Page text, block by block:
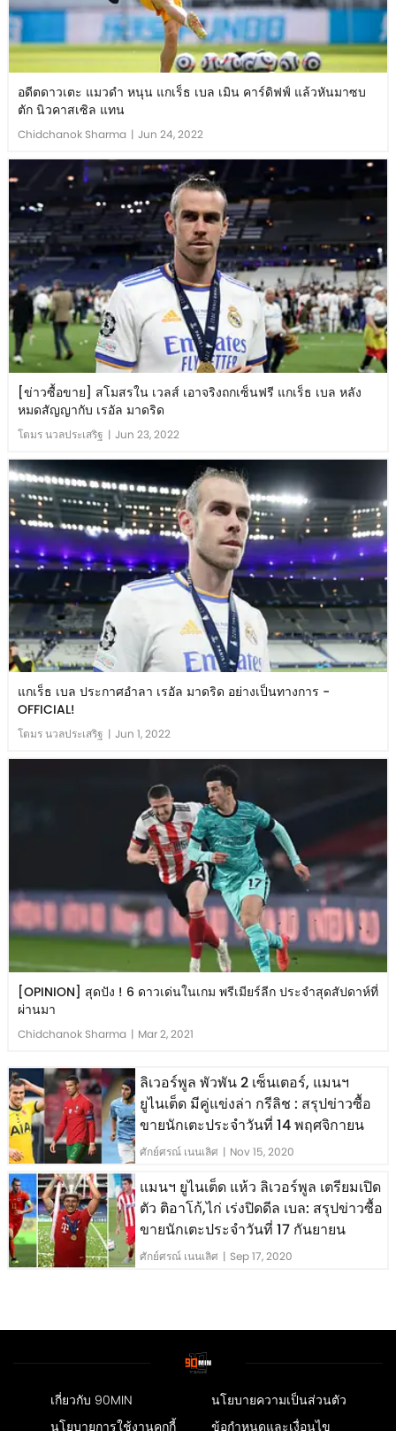
อดีตดาวเตะ แมวดำ หนุน แกเร็ธ เบล เมิน คาร์ดิฟฟ์ แล้วหันมาซบ
ตัก นิวคาสเซิล แทน
Chidchanok Sharma | Jun 24, 2022
[ข่าวซื้อขาย] สโมสรใน เวลส์ เอาจริงถกเซ็นฟรี แกเร็ธ เบล หลัง
หมดสัญญากับ เรอัล มาดริด
โตมร นวลประเสริฐ | Jun 23, 2022
แกเร็ธ เบล ประกาศอำลา เรอัล มาดริด อย่างเป็นทางการ -
OFFICIAL!
โตมร นวลประเสริฐ | Jun 1, 2022
[OPINION] สุดปัง ! 6 ดาวเด่นในเกม พรีเมียร์ลีก ประจำสุดสัปดาห์ที่
ผ่านมา
Chidchanok Sharma | Mar 2, 2021
ลิเวอร์พูล พัวพัน 2 เซ็นเตอร์, แมนฯ
ยูไนเต็ด มีคู่แข่งล่า กรีลิช : สรุปข่าวซื้อ
ขายนักเตะประจำวันที่ 14 พฤศจิกายน
ศักย์ศรณ์ เนนเลิศ | Nov 15, 2020
แมนฯ ยูไนเต็ด แห้ว ลิเวอร์พูล เตรียมเปิด
ตัว ติอาโก้,ไก่ เร่งปิดดีล เบล: สรุปข่าวซื้อ
ขายนักเตะประจำวันที่ 17 กันยายน
ศักย์ศรณ์ เนนเลิศ | Sep 17, 2020
เกี่ยวกับ 90MIN
นโยบายความเป็นส่วนตัว
นโยบายการใช้งานคุกกี้
ข้อกำหนดและเงื่อนไข